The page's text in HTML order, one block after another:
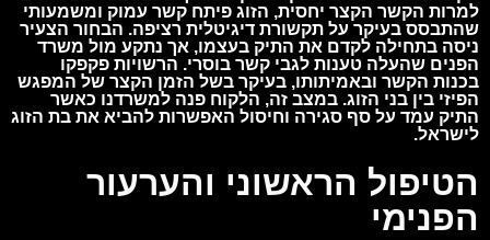
למרות הקשר הקצר יחסית, הזוג פיתח קשר עמוק ומשמעותי
שהתבסס בעיקר על תקשורת דיגיטלית רציפה. הבחור הצעיר
ניסה בתחילה לקדם את התיק בעצמו, אך נתקע מול משרד
הפנים שהעלה טענות לגבי קשר בוסרי. הרשויות פקפקו
בכנות הקשר ובאמיתותו, בעיקר בשל הזמן הקצר של המפגש
הפיזי בין בני הזוג. במצב זה, הלקוח פנה למשרדנו כאשר
התיק עמד על סף סגירה וחיסול האפשרות להביא את בת הזוג
לישראל.
הטיפול הראשוני והערעור
הפנימי